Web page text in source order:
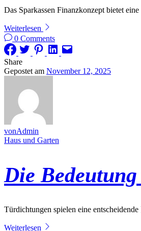
Das Sparkassen Finanzkonzept bietet
Weiterlesen
0 Comments
Share
Gepostet am November 12, 2025
vonAdmin
Haus und Garten
Die
Türdichtungen spielen eine
Weiterlesen